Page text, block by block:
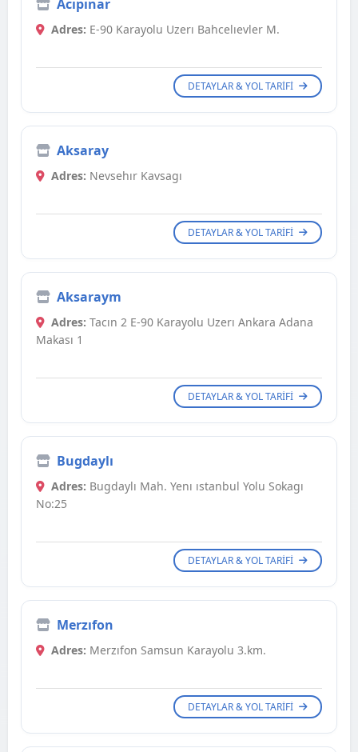
Acıpınar
Adres: E-90 Karayolu Uzerı Bahcelıevler M.
DETAYLAR & YOL TARIFI
Aksaray
Adres: Nevsehır Kavsagı
DETAYLAR & YOL TARIFI
Aksaraym
Adres: Tacın 2 E-90 Karayolu Uzerı Ankara Adana
Makası 1
DETAYLAR & YOL TARIFI
Bugdaylı
Adres: Bugdaylı Mah. Yenı ıstanbul Yolu Sokagı
No:25
DETAYLAR & YOL TARIFI
Merzıfon
Adres: Merzıfon Samsun Karayolu 3.km.
DETAYLAR & YOL TARIFI